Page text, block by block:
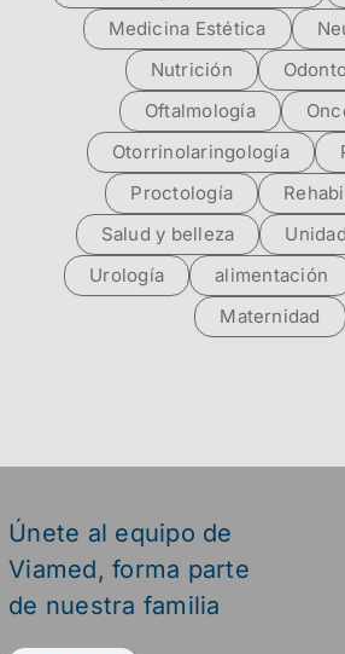
Medicina Estética
Nutrición
Oftalmología
Otorrinolaringología
Proctología
Salud y belleza
Urología
alimentación
Maternidad
Únete al equipo de
Viamed, forma parte
de nuestra familia